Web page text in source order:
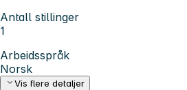
Antall stillinger
1
Arbeidsspråk
Norsk
Vis flere detaljer